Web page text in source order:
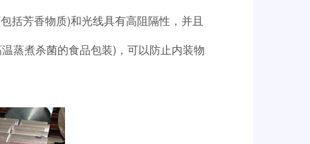
括芳香物质)和光线具有高阻隔性，并且
蒸煮杀菌的食品包装)，可以防止内装物